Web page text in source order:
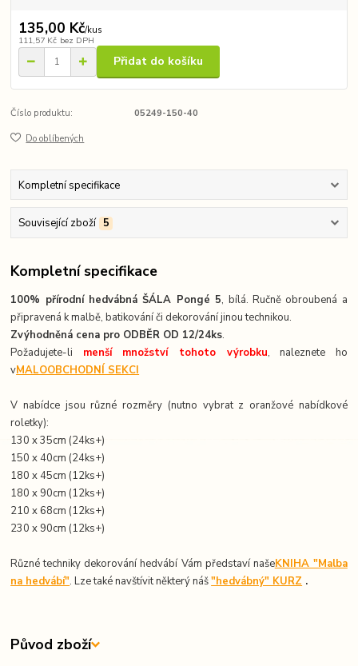
135,00 Kč/kus
111,57 Kč bez DPH
Přidat do košíku
Číslo produktu: 05249-150-40
Do oblíbených
Kompletní specifikace
Související zboží 5
Kompletní specifikace
100% přírodní hedvábná ŠÁLA Pongé 5, bílá. Ručně obroubená a
připravená k malbě, batikování či dekorování jinou technikou.
Zvýhodněná cena pro ODBĚR OD 12/24ks.
Požadujete-li menší množství tohoto výrobku, naleznete ho
vMALOOBCHODNÍ SEKCI
V nabídce jsou různé rozměry (nutno vybrat z oranžové nabídkové
roletky):
130 x 35cm (24ks+)
150 x 40cm (24ks+)
180 x 45cm (12ks+)
180 x 90cm (12ks+)
210 x 68cm (12ks+)
230 x 90cm (12ks+)
Různé techniky dekorování hedvábí Vám představí našeKNIHA "Malba
na hedvábí". Lze také navštívit některý náš"hedvábný" KURZ .
Původ zboží